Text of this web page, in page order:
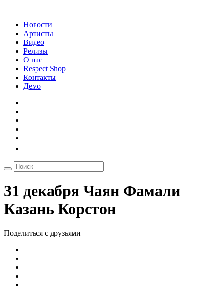
Новости
Артисты
Видео
Релизы
О нас
Respect Shop
Контакты
Демо
31 декабря Чаян Фамали
Казань Корстон
Поделиться с друзьями